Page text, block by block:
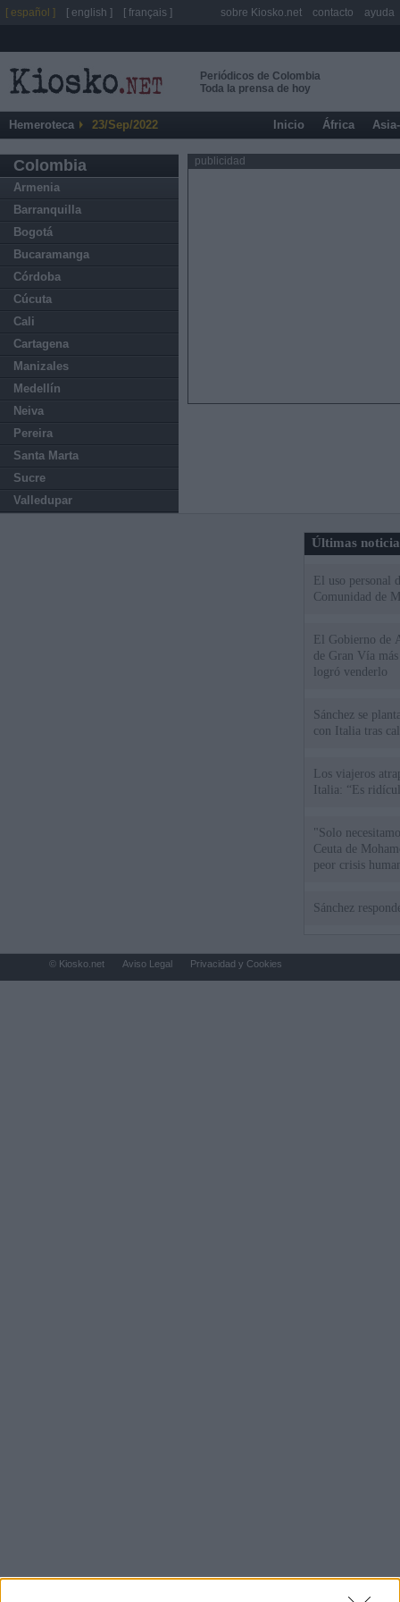
Periódicos de Colombia
Toda la prensa de hoy
Hemeroteca 23/Sep/2022 Inicio África
Colombia
Armenia
Barranquilla
Bogotá
Bucaramanga
Córdoba
Cúcuta
Cali
Cartagena
Manizales
Medellín
Neiva
Pereira
Santa Marta
Sucre
Valledupar
publicidad
Últimas
El uso personal
Comunidad de
El Gobierno de
de Gran Vía
logró venderlo
Sánchez se
con Italia tras
Los viajeros
Italia: “Es
"Solo
Ceuta de
peor crisis
Sánchez
[ español ] [ english ] [ français ] sobre Kiosko.net contacto ayuda
© Kiosko.net Aviso Legal Privacidad y Cookies